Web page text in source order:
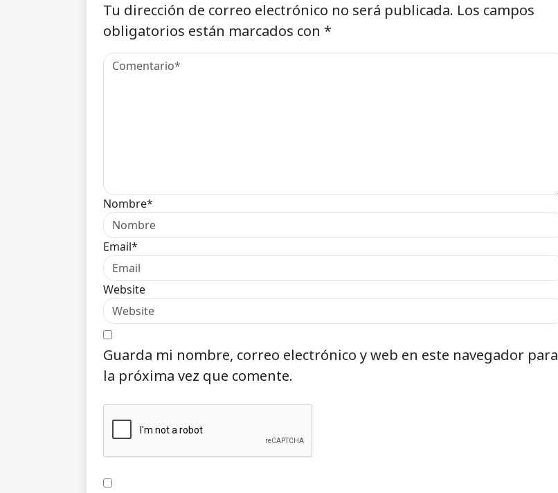
Tu dirección de correo electrónico no será publicada. Los campos
obligatorios están marcados con *
Nombre*
Email*
Website
Guarda mi nombre, correo electrónico y web en este navegador para
la próxima vez que comente.